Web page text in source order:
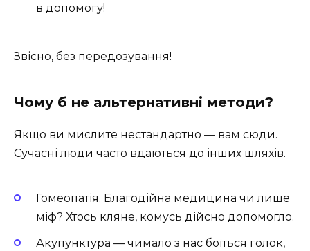
в допомогу!
Звісно, без передозування!
Чому б не альтернативні методи?
Якщо ви мислите нестандартно — вам сюди.
Сучасні люди часто вдаються до інших шляхів.
Гомеопатія. Благодійна медицина чи лише
міф? Хтось кляне, комусь дійсно допомогло.
Акупунктура — чимало з нас боїться голок,